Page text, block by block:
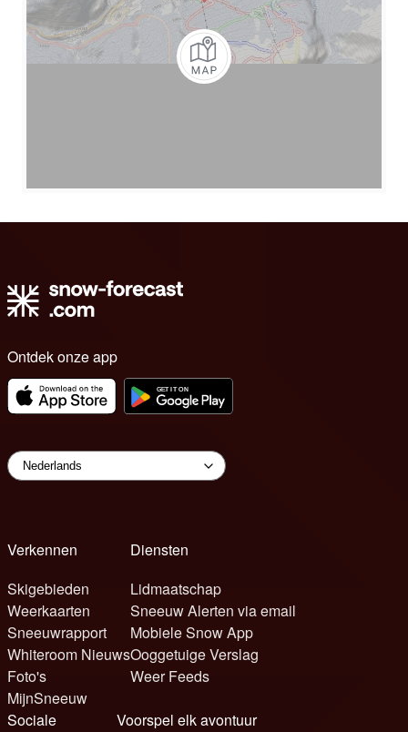
Ontdek onze app
Verkennen
Skigebieden
Weerkaarten
Sneeuwrapport
Whiteroom Nieuws
Foto's
MijnSneeuw
Diensten
Lidmaatschap
Sneeuw Alerten via email
Mobiele Snow App
Ooggetuige Verslag
Weer Feeds
Sociale
Voorspel elk avontuur